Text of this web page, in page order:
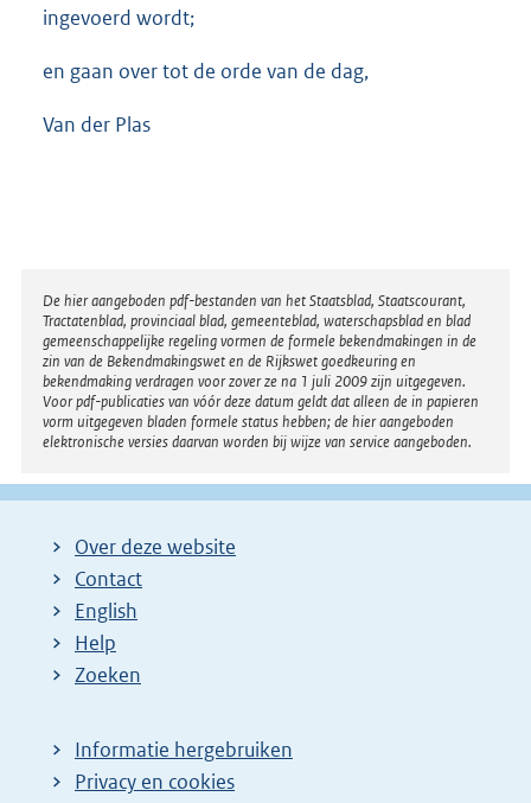
ingevoerd wordt;
en gaan over tot de orde van de dag,
Van der Plas
Disclaimer
De hier aangeboden pdf-bestanden van het Staatsblad, Staatscourant,
Tractatenblad, provinciaal blad, gemeenteblad, waterschapsblad en blad
gemeenschappelijke regeling vormen de formele bekendmakingen in de
zin van de Bekendmakingswet en de Rijkswet goedkeuring en
bekendmaking verdragen voor zover ze na 1 juli 2009 zijn uitgegeven.
Voor pdf-publicaties van vóór deze datum geldt dat alleen de in papieren
vorm uitgegeven bladen formele status hebben; de hier aangeboden
elektronische versies daarvan worden bij wijze van service aangeboden.
Over deze website
Contact
English
Help
Zoeken
Informatie hergebruiken
Privacy en cookies